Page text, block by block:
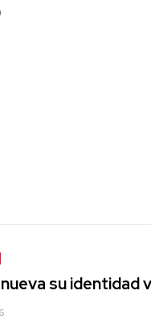
su identidad